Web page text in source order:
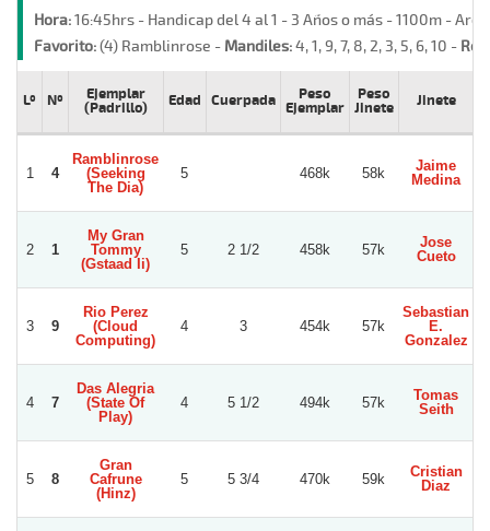
Hora:16:45hrs - Handicap del 4 al 1 - 3 Años o más - 1100m -
Favorito:(4) Ramblinrose - Mandiles:4, 1, 9, 7, 8, 2, 3, 5, 6, 10 -
Lº Nº
Ejemplar
(Padrillo)
Edad Cuerpada
Peso
Ejemplar
Peso
Jinete
Jinete
1 4
Ramblinrose
(Seeking
The Dia)
5 468k 58k
Jaime
Medina
2 1
My Gran
Tommy
(Gstaad Ii)
5 2 1/2 458k 57k
Jose
Cueto
3 9
Rio Perez
(Cloud
Computing)
4 3 454k 57k
Sebastian
E.
Gonzalez
4 7
Das Alegria
(State Of
Play)
4 5 1/2 494k 57k
Tomas
Seith
5 8
Gran
Cafrune
(Hinz)
5 5 3/4 470k 59k
Cristian
Diaz